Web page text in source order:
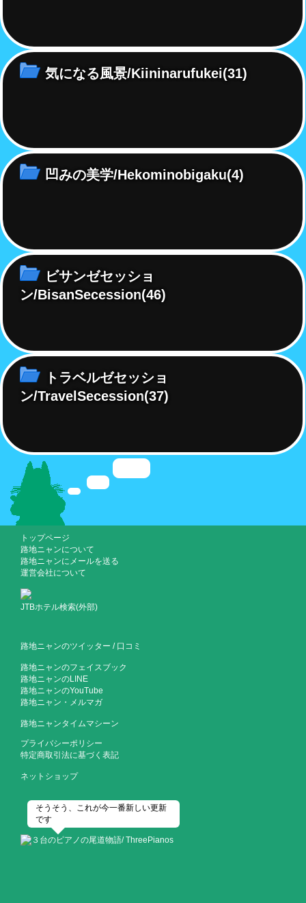
気になる風景/Kiininarufukei(31)
凹みの美学/Hekominobigaku(4)
ビサンゼセッショ
ン/BisanSecession(46)
トラベルゼセッショ
ン/TravelSecession(37)
トップページ
路地ニャンについて
路地ニャンにメールを送る
運営会社について
JTBホテル検索(外部)
路地ニャンのツイッター / 口コミ
路地ニャンのフェイスブック
路地ニャンのLINE
路地ニャンのYouTube
路地ニャン・メルマガ
路地ニャンタイムマシーン
プライバシーポリシー
特定商取引法に基づく表記
ネットショップ
そうそう、これが今一番新しい更新
です